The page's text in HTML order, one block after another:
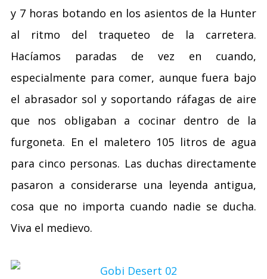
y 7 horas botando en los asientos de la Hunter
al ritmo del traqueteo de la carretera.
Hacíamos paradas de vez en cuando,
especialmente para comer, aunque fuera bajo
el abrasador sol y soportando ráfagas de aire
que nos obligaban a cocinar dentro de la
furgoneta. En el maletero 105 litros de agua
para cinco personas. Las duchas directamente
pasaron a considerarse una leyenda antigua,
cosa que no importa cuando nadie se ducha.
Viva el medievo.